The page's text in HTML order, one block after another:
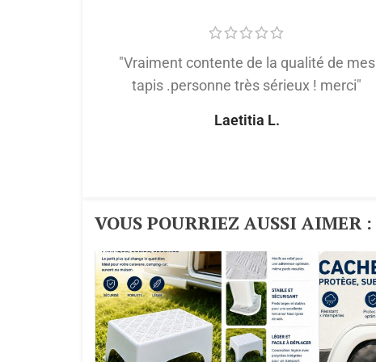
"Vraiment contente de la qualité de mes
tapis .personne très sérieux ! merci"
Laetitia L.
VOUS POURRIEZ AUSSI AIMER :​